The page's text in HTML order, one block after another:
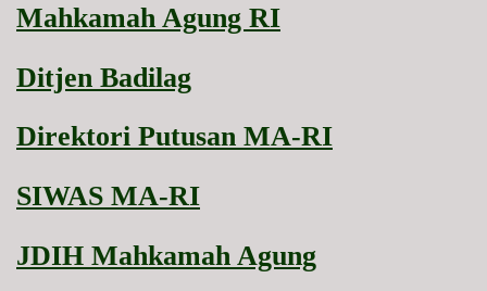
Mahkamah Agung RI
Ditjen Badilag
Direktori Putusan MA-RI
SIWAS MA-RI
JDIH Mahkamah Agung